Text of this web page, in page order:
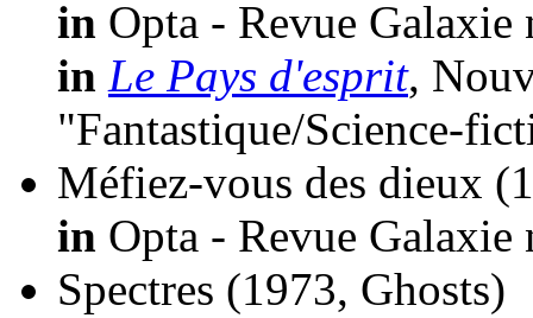
in Opta - Revue Galaxie
in Le Pays d'esprit,
"Fantastique/Science-
Méfiez-vous des dieux
in Opta - Revue Galaxie
Spectres (1973, Ghosts)